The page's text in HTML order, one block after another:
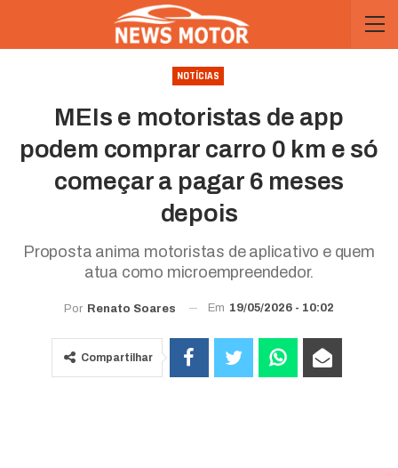
NOTÍCIAS
MEIs e motoristas de app
podem comprar carro 0 km e só
começar a pagar 6 meses
depois
Proposta anima motoristas de aplicativo e quem
atua como microempreendedor.
Por Renato Soares Em 19/05/2026 - 10:02
Compartilhar